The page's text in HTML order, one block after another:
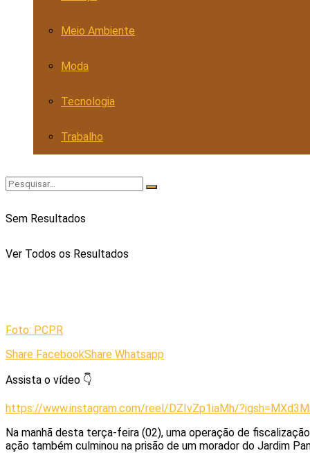
Meio Ambiente
Moda
Tecnologia
Trabalho
Sem Resultados
Ver Todos os Resultados
Foto: PCPR
Share FacebookShare Whatsapp
Assista o vídeo 👇
https://www.instagram.com/reel/DZIvZp1iaMh/
Na manhã desta terça-feira (02), uma operação de
ação também culminou na prisão de um morador do Jardim